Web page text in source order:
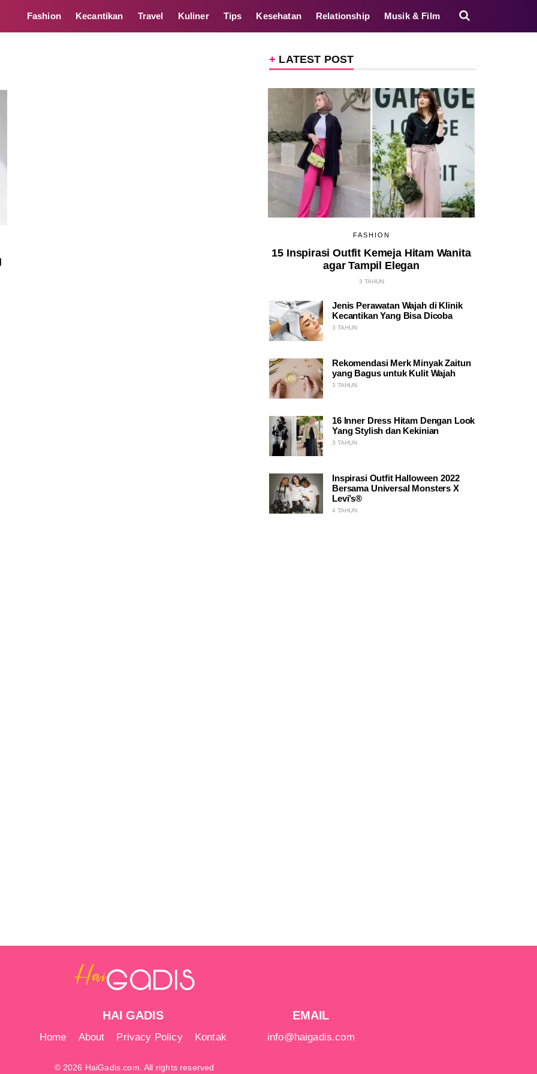
Fashion Kecantikan Travel Kuliner Tips Kesehatan Relationship Musik & Film
LATEST POST
FASHION
15 Inspirasi Outfit Kemeja Hitam Wanita
agar Tampil Elegan
3 TAHUN
Jenis Perawatan Wajah di Klinik
Kecantikan Yang Bisa Dicoba
3 TAHUN
Rekomendasi Merk Minyak Zaitun
yang Bagus untuk Kulit Wajah
3 TAHUN
16 Inner Dress Hitam Dengan Look
Yang Stylish dan Kekinian
3 TAHUN
Inspirasi Outfit Halloween 2022
Bersama Universal Monsters X
Levi’s®
4 TAHUN
HAI GADIS
Home About Privacy Policy Kontak
EMAIL
info@haigadis.com
© 2026 HaiGadis.com. All rights reserved